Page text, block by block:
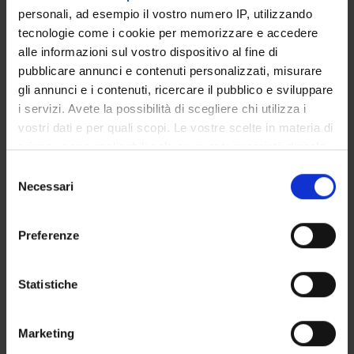
personali, ad esempio il vostro numero IP, utilizzando
tecnologie come i cookie per memorizzare e accedere
alle informazioni sul vostro dispositivo al fine di
pubblicare annunci e contenuti personalizzati, misurare
gli annunci e i contenuti, ricercare il pubblico e sviluppare
i servizi. Avete la possibilità di scegliere chi utilizza i
vostri dati e per quali scopi. Le vostre scelte in materia di
privacy sono applicabili solo su questa proprietà digitale
modificare o revocare il proprio consenso in qualsiasi
momento dalla Dichiarazione sui cookie o facendo clic
raccogliere informazioni sulla tua posizione
geografica, con un'approssimazione di qualche
Identificare il tuo dispositivo, scansionandolo
delNecessari
Preferenze
Statistiche
Marketing
SPONSORS:
Funds:assigned and managed by the department
PROJECT PARTICIPANTS
Leonardo Chelazzi
Full Professor